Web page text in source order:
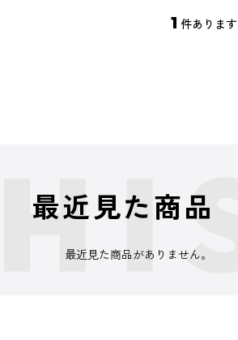
1 件あります
最近見た商品
最近見た商品がありません。